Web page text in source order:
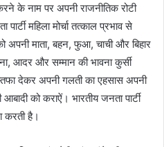
के नाम पर अपनी राजनीतिक रोटी
महिला मोर्चा तत्काल प्रभाव से
अपनी माता, बहन, फुआ, चाची और बिहार
आदर और सम्मान की भावना कुर्सी
देकर अपनी गलती का एहसास अपनी
को कराऐं। भारतीय जनता पार्टी
करती है।